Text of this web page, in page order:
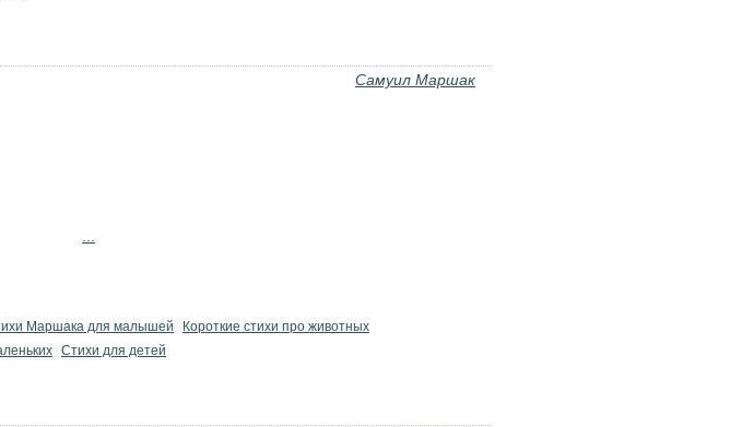
Самуил Маршак
Маршака для малышей
Короткие стихи про животных
Стихи для детей